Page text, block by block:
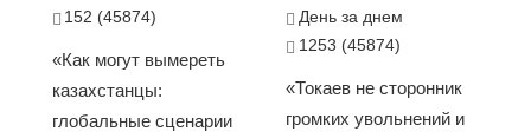
152 (45874)
«Как могут вымереть
казахстанцы:
глобальные сценарии
День за днем
1253 (45874)
«Токаев не сторонник
громких увольнений и